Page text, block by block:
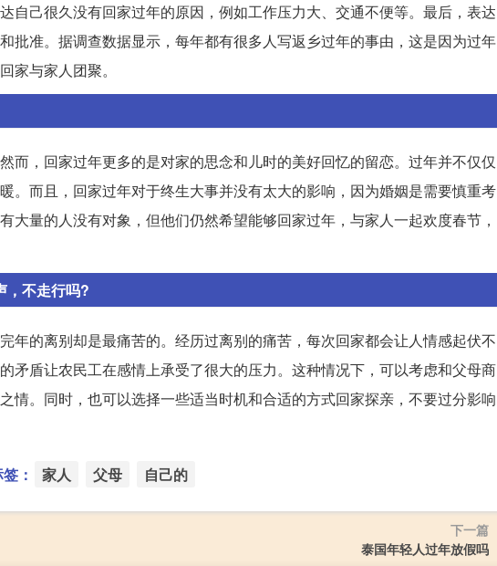
自己很久没有回家过年的原因，例如工作压力大、交通不便等。最后，表达
批准。据调查数据显示，每年都有很多人写返乡过年的事由，这是因为过年
家与家人团聚。
而，回家过年更多的是对家的思念和儿时的美好回忆的留恋。过年并不仅仅
。而且，回家过年对于终生大事并没有太大的影响，因为婚姻是需要慎重考
大量的人没有对象，但他们仍然希望能够回家过年，与家人一起欢度春节，
，不走行吗?
年的离别却是最痛苦的。经历过离别的痛苦，每次回家都会让人情感起伏不
矛盾让农民工在感情上承受了很大的压力。这种情况下，可以考虑和父母商
情。同时，也可以选择一些适当时机和合适的方式回家探亲，不要过分影响
： 家人 父母 自己的
下一篇
泰国年轻人过年放假吗